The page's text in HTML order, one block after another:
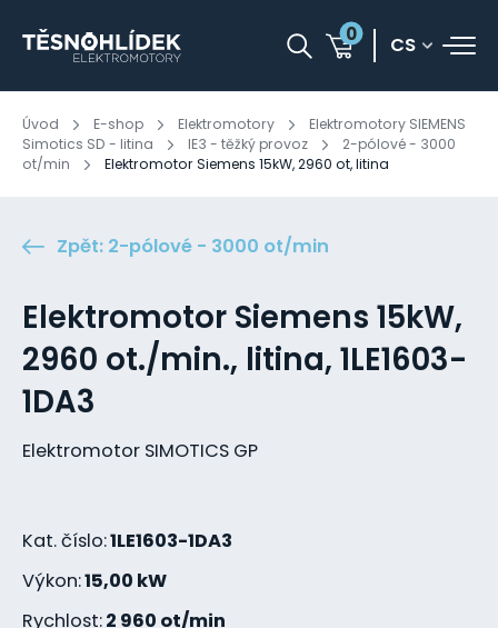
0 CS
Úvod E-shop Elektromotory
Elektromotory SIEMENS
Simotics SD - litina
IE3 - těžký provoz
2-pólové - 3000
ot/min
Elektromotor Siemens 15kW, 2960 ot, litina
Zpět: 2-pólové - 3000 ot/min
Elektromotor Siemens 15kW,
2960 ot./min., litina, 1LE1603-
1DA3
Elektromotor SIMOTICS GP
Kat. číslo:1LE1603-1DA3
Výkon:15,00 kW
Rychlost:2 960 ot/min